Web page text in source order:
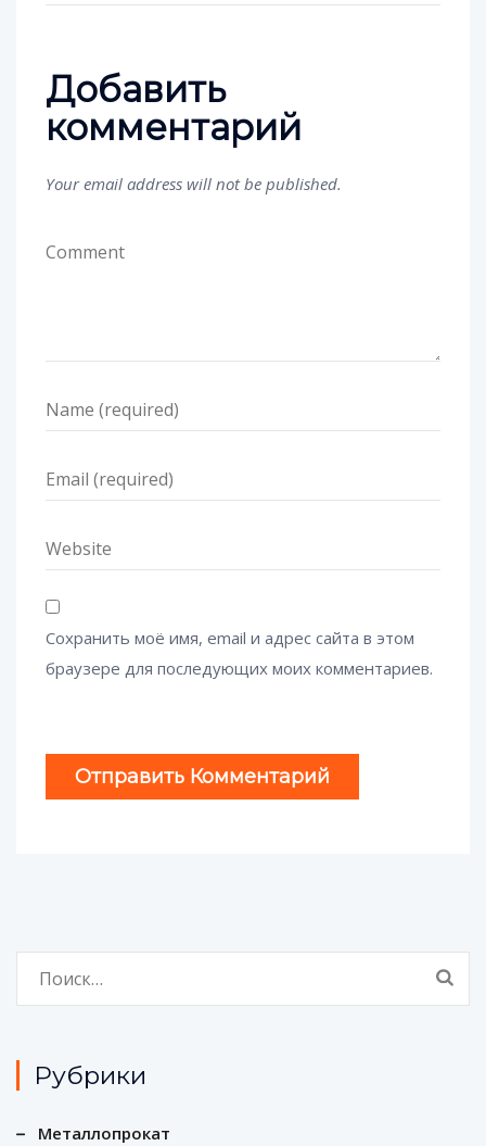
Добавить
комментарий
Your email address will not be published.
Сохранить моё имя, email и адрес сайта в этом
браузере для последующих моих комментариев.
Рубрики
Металлопрокат